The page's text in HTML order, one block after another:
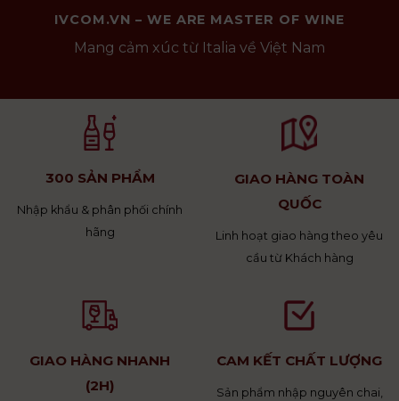
IVCOM.VN – WE ARE MASTER OF WINE
Mang cảm xúc từ Italia về Việt Nam
300 SẢN PHẨM
Nhập khẩu & phân phối chính
hãng
GIAO HÀNG TOÀN
QUỐC
Linh hoạt giao hàng theo yêu
cầu từ Khách hàng
GIAO HÀNG NHANH
(2H)
CAM KẾT CHẤT LƯỢNG
Sản phẩm nhập nguyên chai,